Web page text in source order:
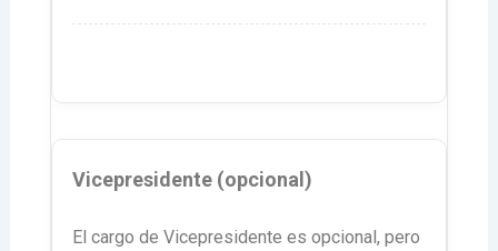
Vicepresidente (opcional)
El cargo de Vicepresidente es opcional, pero